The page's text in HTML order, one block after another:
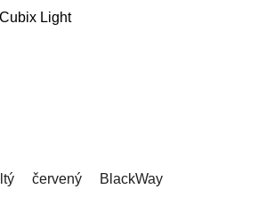
Light
červený BlackWay